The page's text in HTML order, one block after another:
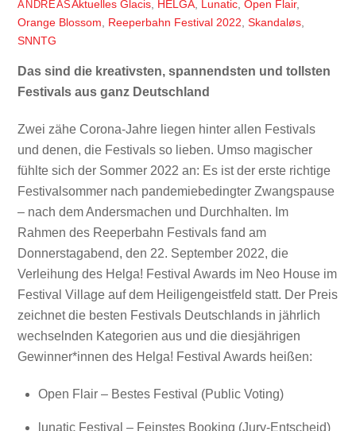
ANDREASAktuelles Glacis, HELGA, Lunatic, Open Flair,
Orange Blossom
Reeperbahn Festival 2022 ,Skandaløs
SNNTG
Das sind die kreativsten, spannendsten und tollsten
Festivals aus ganz Deutschland
Zwei zähe Corona-Jahre liegen hinter allen Festivals
und denen, die Festivals so lieben. Umso magischer
fühlte sich der Sommer 2022 an: Es ist der erste richtige
Festivalsommer nach pandemiebedingter Zwangspause
– nach dem Andersmachen und Durchhalten. Im
Rahmen des Reeperbahn Festivals fand am
Donnerstagabend, den 22. September 2022, die
Verleihung des Helga! Festival Awards im Neo House im
Festival Village auf dem Heiligengeistfeld statt. Der Preis
zeichnet die besten Festivals Deutschlands in jährlich
wechselnden Kategorien aus und die diesjährigen
Gewinner*innen des Helga! Festival Awards heißen:
Open Flair – Bestes Festival (Public Voting)
lunatic Festival – Feinstes Booking (Jury-Entscheid)